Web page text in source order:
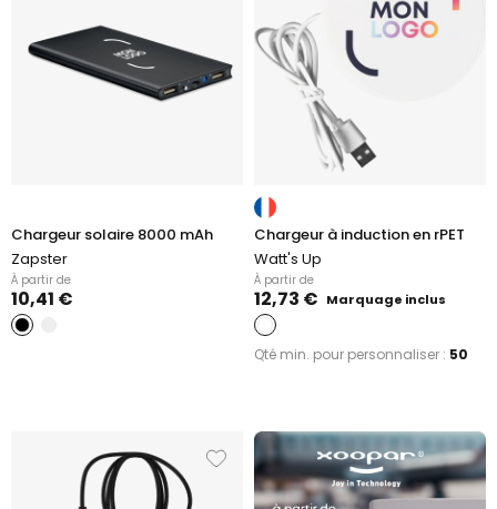
Chargeur solaire 8000 mAh
Zapster
À partir de
10,41 €
Chargeur à induction en rPET
Watt's Up
À partir de
12,73 € Marquage inclus
Qté min. pour personnaliser : 50